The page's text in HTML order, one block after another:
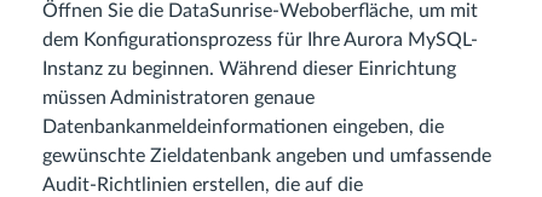
Öffnen Sie die DataSunrise-Weboberfläche, um mit
dem Konfigurationsprozess für Ihre Aurora MySQL-
Instanz zu beginnen. Während dieser Einrichtung
müssen Administratoren genaue
Datenbankanmeldeinformationen eingeben, die
gewünschte Zieldatenbank angeben und umfassende
Audit-Richtlinien erstellen, die auf die